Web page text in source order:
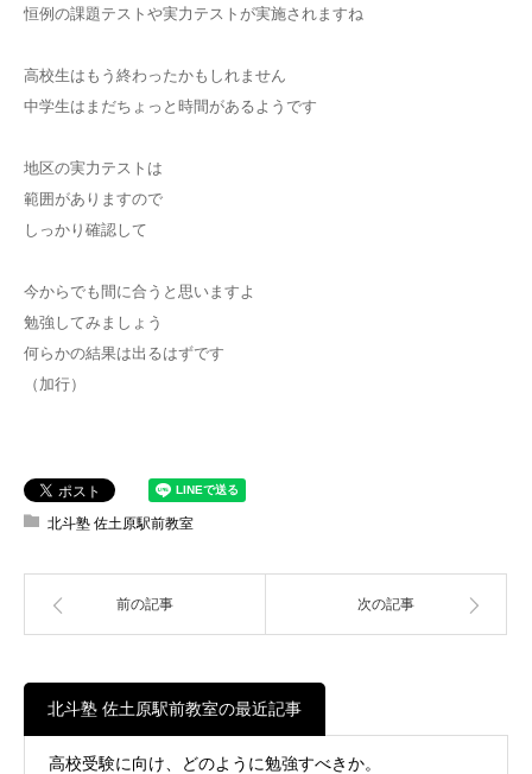
恒例の課題テストや実力テストが実施されますね
高校生はもう終わったかもしれません
中学生はまだちょっと時間があるようです
地区の実力テストは
範囲がありますので
しっかり確認して
今からでも間に合うと思いますよ
勉強してみましょう
何らかの結果は出るはずです
（加行）
北斗塾 佐土原駅前教室
前の記事 次の記事
北斗塾 佐土原駅前教室の最近記事
高校受験に向け、どのように勉強すべきか。